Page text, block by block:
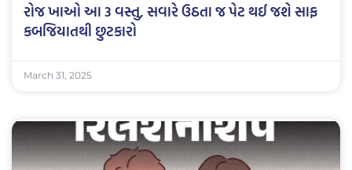
રોજ ખાઓ આ 3 વસ્તુ, સવારે ઉઠતા જ પેટ થઈ જશે સાફ
કબજિયાતથી છુટકારો
March 31, 2025